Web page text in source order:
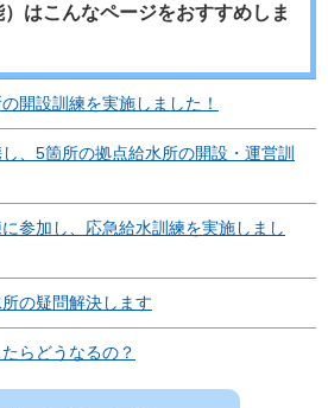
）はこんなページをおすすめしま
開設訓練を実施しました！
、5箇所の拠点給水所の開設・運営訓
参加し、応急給水訓練を実施しまし
の疑問解決します
らどうなるの？